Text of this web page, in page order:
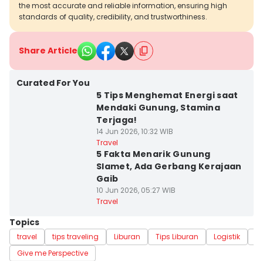
the most accurate and reliable information, ensuring high
standards of quality, credibility, and trustworthiness.
Share Article
Curated For You
5 Tips Menghemat Energi saat
Mendaki Gunung, Stamina
Terjaga!
14 Jun 2026, 10:32 WIB
Travel
5 Fakta Menarik Gunung
Slamet, Ada Gerbang Kerajaan
Gaib
10 Jun 2026, 05:27 WIB
Travel
Topics
travel tips traveling Liburan Tips Liburan Logistik
Give me Perspective